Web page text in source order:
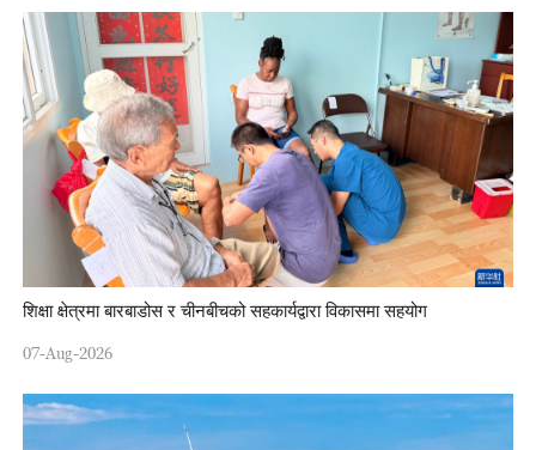
शिक्षा क्षेत्रमा बारबाडोस र चीनबीचको सहकार्यद्वारा विकासमा सहयोग
07-Aug-2026